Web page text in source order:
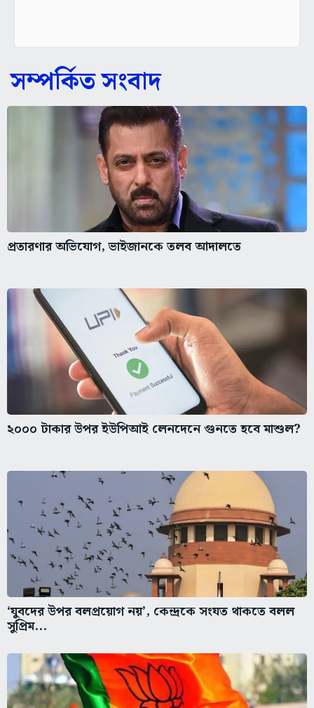
সম্পর্কিত সংবাদ
প্রতারণার অভিযোগ, ভাইজানকে তলব আদালতে
২০০০ টাকার উপর ইউপিআই লেনদেনে গুনতে হবে মাশুল?
‘যুবদের উপর বলপ্রয়োগ নয়’, কেন্দ্রকে সংযত থাকতে বলল
সুপ্রিম...